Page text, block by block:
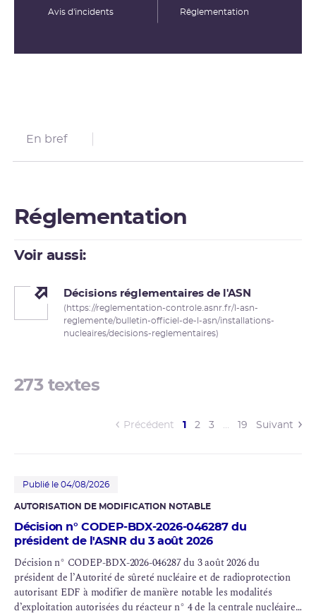
Avis d'incidents Rêglementation
En bref
Réglementation
Voir aussi:
Décisions réglementaires de l'ASN
(https://reglementation-controle.asnr.fr/l-asn-
reglemente/bulletin-officiel-de-l-asn/installations-
nucleaires/decisions-reglementaires)
273 textes
Précédent 1 (current)
2 3 … 19 Suivant
Publié le 04/08/2026
AUTORISATION DE MODIFICATION NOTABLE
Décision n° CODEP-BDX-2026-046287 du
président de l'ASNR du 3 août 2026
Décision n° CODEP-BDX-2026-046287 du 3 août 2026 du
président de l’Autorité de sûreté nucléaireet de radioprotection
autorisant EDF à modifier de manière notable les modalités
d’exploitation autorisées du réacteur n° 4 de la centrale nucléaire